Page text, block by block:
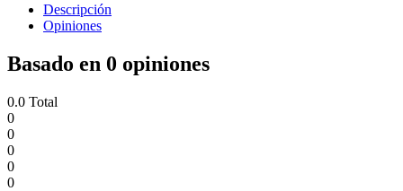
Descripción
Opiniones
Basado en 0 opiniones
0.0 Total
0
0
0
0
0